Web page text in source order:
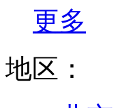
更多
地区：